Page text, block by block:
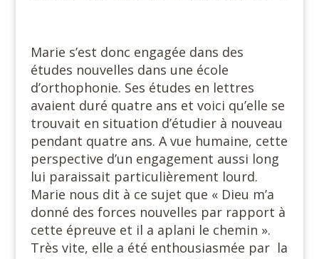
Marie s’est donc engagée dans des
études nouvelles dans une école
d’orthophonie. Ses études en lettres
avaient duré quatre ans et voici qu’elle se
trouvait en situation d’étudier à nouveau
pendant quatre ans. A vue humaine, cette
perspective d’un engagement aussi long
lui paraissait particulièrement lourd.
Marie nous dit à ce sujet que « Dieu m’a
donné des forces nouvelles par rapport à
cette épreuve et il a aplani le chemin ».
Très vite, elle a été enthousiasmée par la